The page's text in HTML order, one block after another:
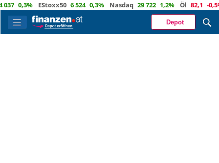
0,3% EStoxx50 6 524 0,3% Nasdaq 29 722 1,2% Öl 82,1 -0,5%
Depot